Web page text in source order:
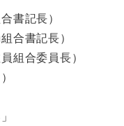
書記長）
合書記長）
組合委員長）